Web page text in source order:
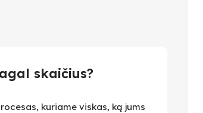
skaičius?
kuriame viskas, ką jums